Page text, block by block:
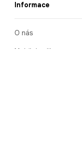
Informace
O nás
Mobilní aplikace